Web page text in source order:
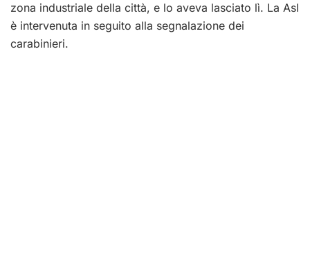
zona industriale della città, e lo aveva lasciato lì. La Asl
è intervenuta in seguito alla segnalazione dei
carabinieri.